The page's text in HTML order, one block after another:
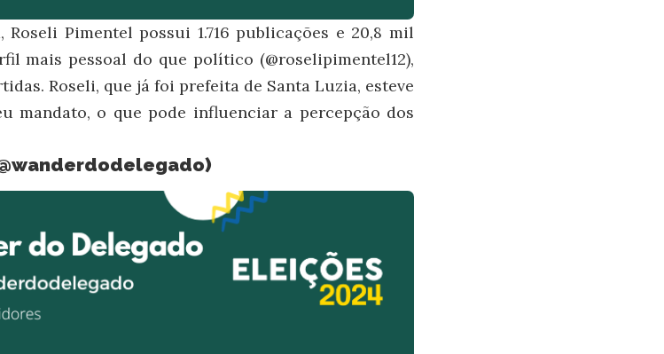
Pimentel possui 1.716 publicações e 20,8 mil
mais pessoal do que político (@roselipimentel12),
Roseli, que já foi prefeita de Santa Luzia, esteve
mandato, o que pode influenciar a percepção dos
)